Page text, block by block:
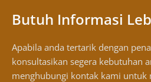
Butuh Informasi
Apabila anda tertarik dengan
konsultasikan segera kebutuhan
menghubungi kontak kami untuk